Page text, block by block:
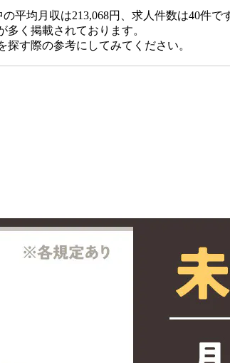
平均月収は213,068円、求人件数は40件で
く掲載されております。
す際の参考にしてみてください。